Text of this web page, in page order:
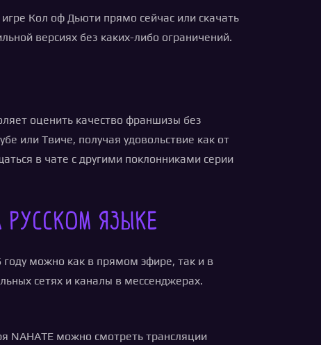
Кол оф Дьюти прямо сейчас или скачать
версиях без каких-либо ограничений.
оценить качество франшизы без
или Твиче, получая удовольствие как от
в чате с другими поклонниками серии
языке
году можно как в прямом эфире, так и в
сетях и каналы в мессенджерах.
NAHATE можно смотреть трансляции